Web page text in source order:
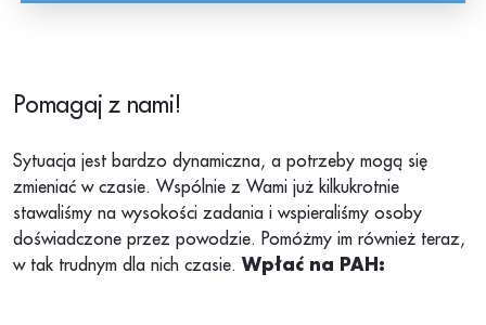
Pomagaj z nami!
Sytuacja jest bardzo dynamiczna, a potrzeby mogą się
zmieniać w czasie. Wspólnie z Wami już kilkukrotnie
stawaliśmy na wysokości zadania i wspieraliśmy osoby
doświadczone przez powodzie. Pomóżmy im również teraz,
w tak trudnym dla nich czasie. Wpłać na PAH: